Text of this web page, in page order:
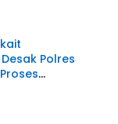
Polres